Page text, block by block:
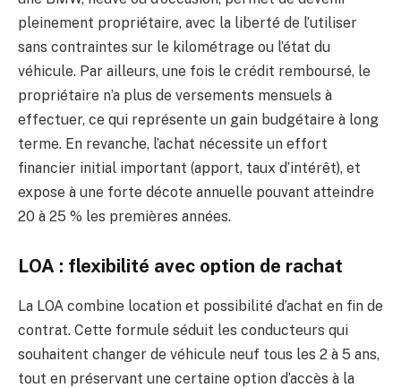
pleinement propriétaire, avec la liberté de l’utiliser
sans contraintes sur le kilométrage ou l’état du
véhicule. Par ailleurs, une fois le crédit remboursé, le
propriétaire n’a plus de versements mensuels à
effectuer, ce qui représente un gain budgétaire à long
terme. En revanche, l’achat nécessite un effort
financier initial important (apport, taux d’intérêt), et
expose à une forte décote annuelle pouvant atteindre
20 à 25 % les premières années.
LOA : flexibilité avec option de rachat
La LOA combine location et possibilité d’achat en fin de
contrat. Cette formule séduit les conducteurs qui
souhaitent changer de véhicule neuf tous les 2 à 5 ans,
tout en préservant une certaine option d’accès à la